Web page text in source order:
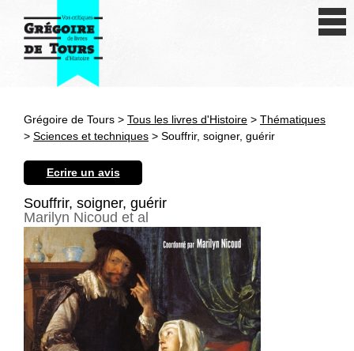
Antiquité
Epoque moderne
Révolution et XIXe siècle
XXe siècle
Autres civilisations
Thématiques
Grégoire de Tours > Tous les livres d'Histoire > Thématiques
> Sciences et techniques > Souffrir, soigner, guérir
Ecrire un avis
Souffrir, soigner, guérir
Marilyn Nicoud et al